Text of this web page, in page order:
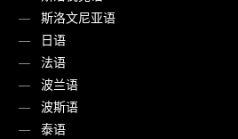
斯洛文尼亚语
日语
法语
波兰语
波斯语
泰语